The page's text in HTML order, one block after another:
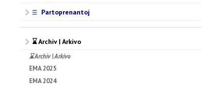
☰ Partoprenantoj
⌛ Archiv | Arkivo
⌛ Archiv | Arkivo
EMA 2025
EMA 2024